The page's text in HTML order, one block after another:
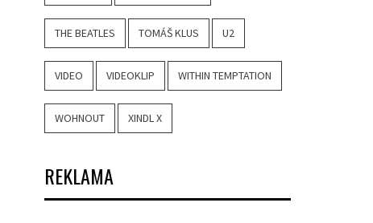
THE BEATLES TOMÁŠ KLUS U2
VIDEO VIDEOKLIP WITHIN TEMPTATION
WOHNOUT XINDL X
REKLAMA